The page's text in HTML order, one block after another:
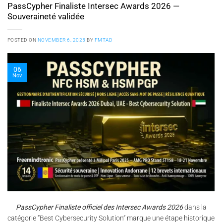
PassCypher Finaliste Intersec Awards 2026 —
Souveraineté validée
POSTED ON NOVEMBER 6, 2025 BY FMTAD
06
Nov
PassCypher Finaliste officiel des Intersec Awards 2026dans la
catégorie “Best Cybersecurity Solution” marque une étape historique